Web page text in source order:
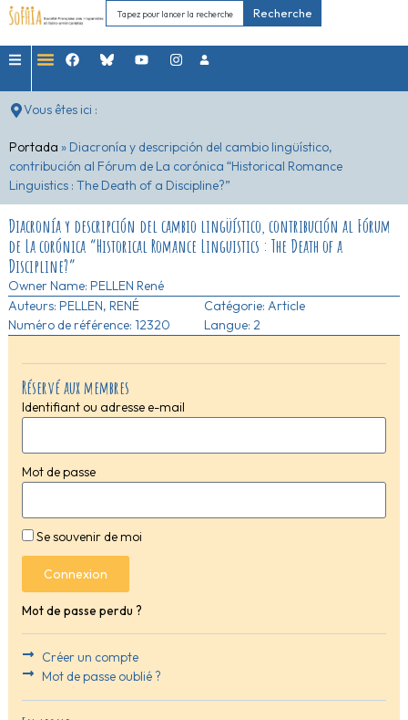
Recherche
Vous êtes ici :
Portada » Diacronía y descripción del cambio lingüístico,
contribución al Fórum de La corónica “Historical Romance
Linguistics : The Death of a Discipline?”
Réservé aux membres
Identifiant ou adresse e-mail
Mot de passe
Se souvenir de moi
Connexion
Mot de passe perdu ?
Créer un compte
Mot de passe oublié ?
Diacronía y descripción del cambio lingüístico, contribución al Fórum
de La corónica “Historical Romance Linguistics : The Death of a
Discipline?”
Owner Name: PELLEN René
Auteurs: PELLEN, RENÉ
Numéro de référence: 12320
Catégorie: Article
Langue: 2